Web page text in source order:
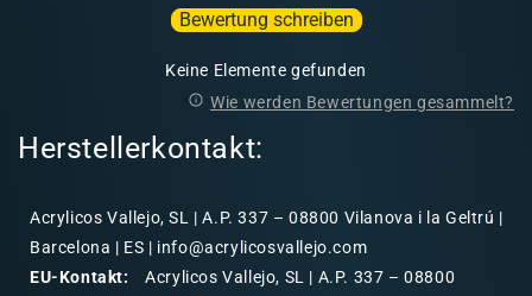
Bewertung schreiben
Keine Elemente gefunden
Wie werden Bewertungen gesammelt?
Herstellerkontakt:
Acrylicos Vallejo, SL | A.P. 337 – 08800 Vilanova i la Geltrú |
Barcelona | ES | info@acrylicosvallejo.com
EU-Kontakt:
Acrylicos Vallejo, SL | A.P. 337 – 08800